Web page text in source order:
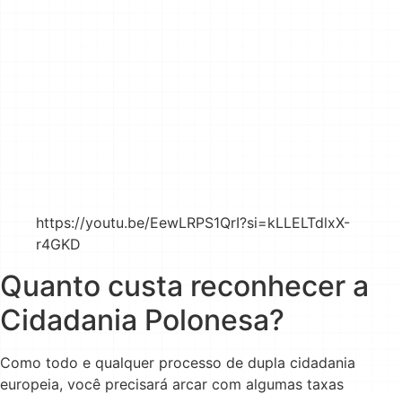
https://youtu.be/EewLRPS1QrI?si=kLLELTdlxX-
r4GKD
Quanto custa reconhecer a
Cidadania Polonesa?
Como todo e qualquer processo de dupla cidadania
europeia, você precisará arcar com algumas taxas